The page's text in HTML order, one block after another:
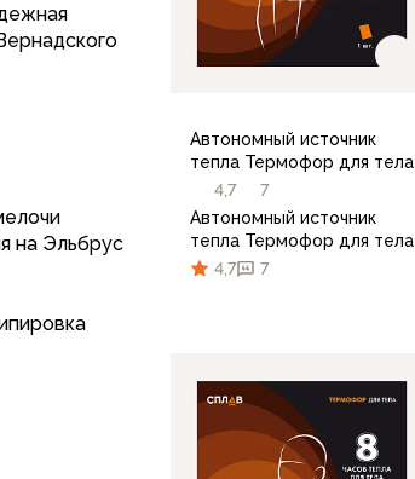
утеплителем
на Эльбрус
Автономный источник
тепла Термофор для тела
4,7
7
Автономный источник
тепла Термофор для тела
4,7
7
В корзину
по 10 шт.